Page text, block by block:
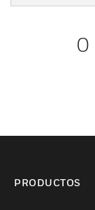
0
PRODUCTOS